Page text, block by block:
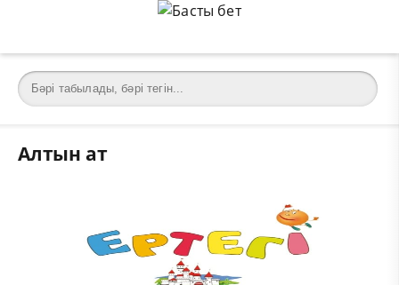
Алтын ат